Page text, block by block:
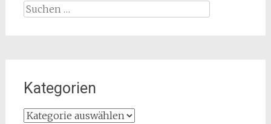
Suchen
nach:
Kategorien
Kategorien